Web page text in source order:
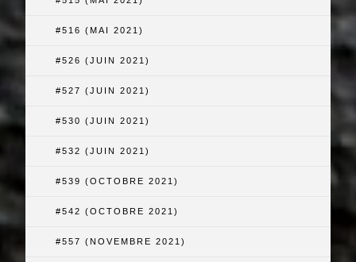
#516 (MAI 2021)
#526 (JUIN 2021)
#527 (JUIN 2021)
#530 (JUIN 2021)
#532 (JUIN 2021)
#539 (OCTOBRE 2021)
#542 (OCTOBRE 2021)
#557 (NOVEMBRE 2021)